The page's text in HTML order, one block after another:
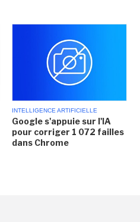
INTELLIGENCE ARTIFICIELLE
Google s'appuie sur l'IA
pour corriger 1 072 failles
dans Chrome